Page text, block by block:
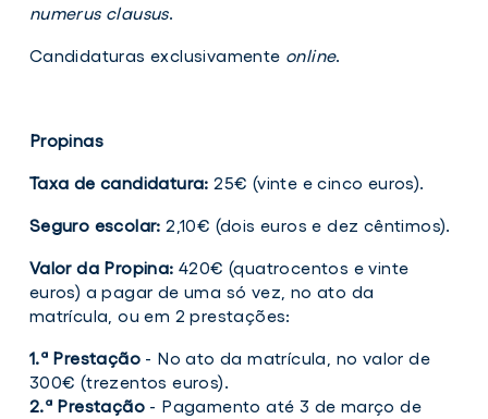
numerus clausus.
Candidaturas exclusivamente online.
Propinas
Taxa de candidatura: 25€ (vinte e cinco euros).
Seguro escolar: 2,10€ (dois euros e dez cêntimos).
Valor da Propina: 420€ (quatrocentos e vinte
euros) a pagar de uma só vez, no ato da
matrícula, ou em 2 prestações:
1.ª Prestação - No ato da matrícula, no valor de
300€ (trezentos euros).
2.ª Prestação - Pagamento até 3 de março de